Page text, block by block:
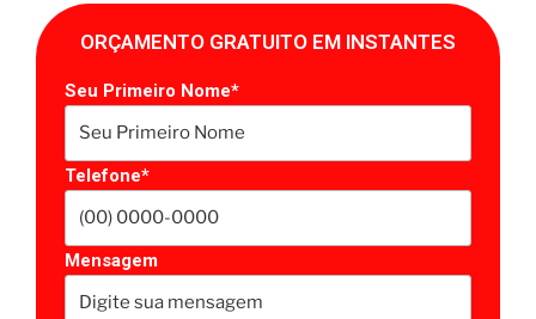
ORÇAMENTO GRATUITO EM INSTANTES
Seu Primeiro Nome*
Telefone*
Mensagem